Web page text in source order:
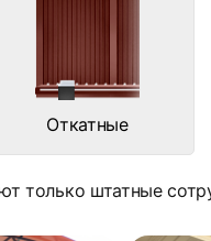
Откатные
только штатные